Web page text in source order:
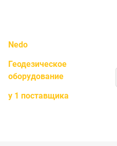
Nedo
Геодезическое
оборудование
у 1 поставщика